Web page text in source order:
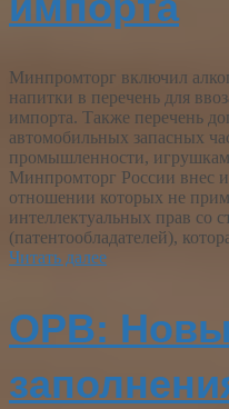
Минпромторг включил
напитки в перечень для
импорта. Также перечень
автомобильных запасных
промышленности,
Минпромторг России внес
отношении которых не
интеллектуальных прав со
(патентообладателей),
Читать далее
ОРВ: